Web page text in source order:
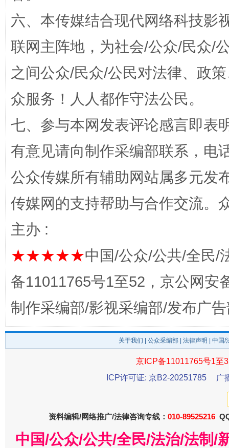
千年窑火 生生不息
从幼
六、本传媒结合现代网络科技影
联网主阵地，为社会/公众/民众/
之间公众/民众/公民对法律、政
众服务！人人都作守法公民。
七、参与本网发表评论感言即表
有意见请向制作采编部联系，电
公众传媒所有辅助网站属多元发
传媒网的支持帮助与合作交流。
主办 :
★★★★★中国/公众/公共/全民/
备11011765号1至52，京公网安
制作采编部/影视采编部/发布广
关于我们 公众采编部 法律声明 | 中国
京ICP备11011765号1至
ICP许可证: 京B2-20251785
广
资料编辑/网络推广/法律咨询专线： 010-89525216
中国/公众/公共/全民/法治/法制/